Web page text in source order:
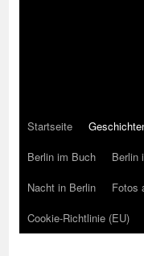
Startseite
Berlin im Buch
Berlin
Nacht in Berlin
Fotos
Cookie-Richtlinie (EU)